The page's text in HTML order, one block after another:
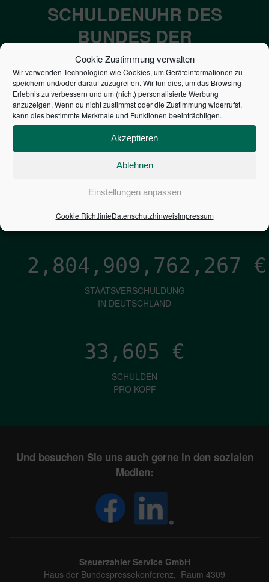
Cookie Zustimmung verwalten
Wir verwenden Technologien wie Cookies, um Geräteinformationen zu
speichern und/oder darauf zuzugreifen. Wir tun dies, um das Browsing-
Erlebnis zu verbessern und um (nicht) personalisierte Werbung
anzuzeigen. Wenn du nicht zustimmst oder die Zustimmung widerrufst,
kann dies bestimmte Merkmale und Funktionen beeinträchtigen.
Akzeptieren
Ablehnen
Einstellungen anpassen
Cookie RichtlinieDatenschutzhinweisImpressum
SCHULDENUHR DES
BUNDES DER
STEUERZAHLER
7,052€
NEUVERSCHULDUNG
PRO SEKUNDE
2,804,909,763,121 €
STAATSVERSCHULDUNG
IN DEUTSCHLAND
33,605 €
SCHULDEN
PRO KOPF
Und besuchen Sie uns auch gerne in den sozialen
Medien:
Steuerzahler Service GmbH
Haus der Bundespressekonferenz, Raum 4309